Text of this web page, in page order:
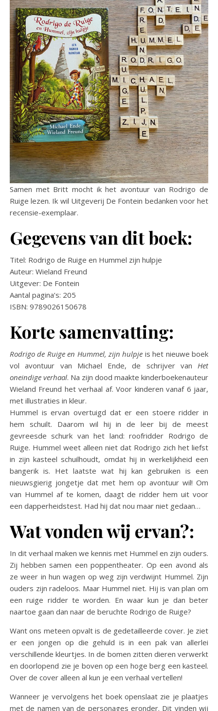
Samen met Britt mocht ik het avontuur van Rodrigo de
Ruige lezen. Ik wil Uitgeverij De Fontein bedanken voor het
recensie-exemplaar.
Gegevens van dit boek:
Titel: Rodrigo de Ruige en Hummel zijn hulpje
Auteur: Wieland Freund
Uitgever: De Fontein
Aantal pagina’s: 205
ISBN: 9789026150678
Korte samenvatting:
Rodrigo de Ruige en Hummel, zijn hulpje is het nieuwe boek
vol avontuur van Michael Ende, de schrijver van Het
oneindige verhaal. Na zijn dood maakte kinderboekenauteur
Wieland Freund het verhaal af. Voor kinderen vanaf 6 jaar,
met illustraties in kleur.
Hummel is ervan overtuigd dat er een stoere ridder in
hem schuilt. Daarom wil hij in de leer bij de meest
gevreesde schurk van het land: roofridder Rodrigo de
Ruige. Hummel weet alleen niet dat Rodrigo zich het liefst
in zijn kasteel schuilhoudt, omdat hij in werkelijkheid een
bangerik is. Het laatste wat hij kan gebruiken is een
nieuwsgierig jongetje dat met hem op avontuur wil! Om
van Hummel af te komen, daagt de ridder hem uit voor
een dapperheidstest. Had hij dat nou maar niet gedaan…
Wat vonden wij ervan?:
In dit verhaal maken we kennis met Hummel en zijn ouders.
Zij hebben samen een poppentheater. Op een avond als
ze weer in hun wagen op weg zijn verdwijnt Hummel. Zijn
ouders zijn radeloos. Maar Hummel niet. Hij is van plan om
een ruige ridder te worden. En waar kun je dan beter
naartoe gaan dan naar de beruchte Rodrigo de Ruige?
Want ons meteen opvalt is de gedetailleerde cover. Je ziet
er een jongen op die gehuld is in een pak van allerlei
verschillende kleurtjes. In de bomen zitten dieren verwerkt
en doorlopend zie je boven op een hoge berg een kasteel.
Over de cover alleen al kun je een verhaal vertellen!
Wanneer je vervolgens het boek openslaat zie je plaatjes
met de namen van de personages eronder. Dit vinden wij